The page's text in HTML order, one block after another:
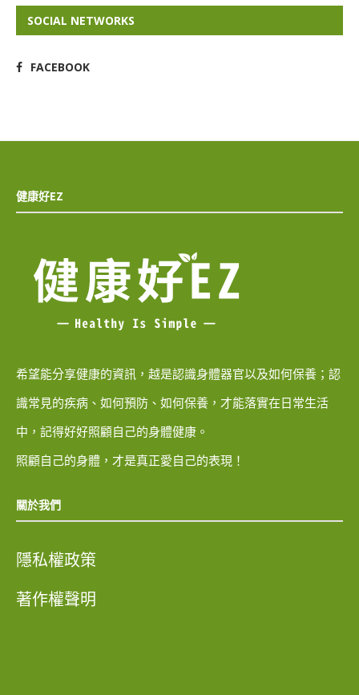
SOCIAL NETWORKS
FACEBOOK
健康好EZ
希望能分享健康的資訊，越是認識身體器官以及如何保養；認
識常見的疾病、如何預防、如何保養，才能落實在日常生活
中，記得好好照顧自己的身體健康。
照顧自己的身體，才是真正愛自己的表現！
關於我們
隱私權政策
著作權聲明